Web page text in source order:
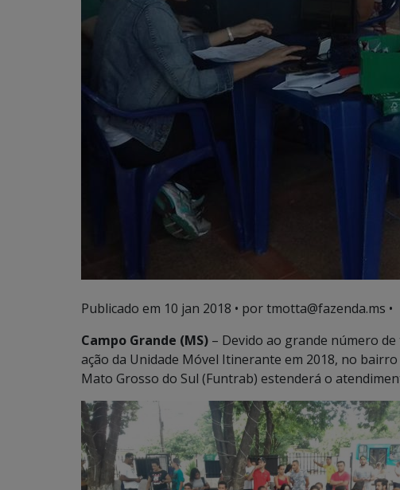
Publicado em 10 jan 2018 • por tmotta@fazenda.ms •
Campo Grande (MS) – Devido ao grande número
ação da Unidade Móvel Itinerante em 2018, no
Mato Grosso do Sul (Funtrab) estenderá o